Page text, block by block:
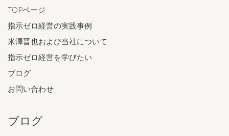
TOPページ
指示ゼロ経営の実践事例
米澤晋也および当社について
指示ゼロ経営を学びたい
ブログ
お問い合わせ
ブログ